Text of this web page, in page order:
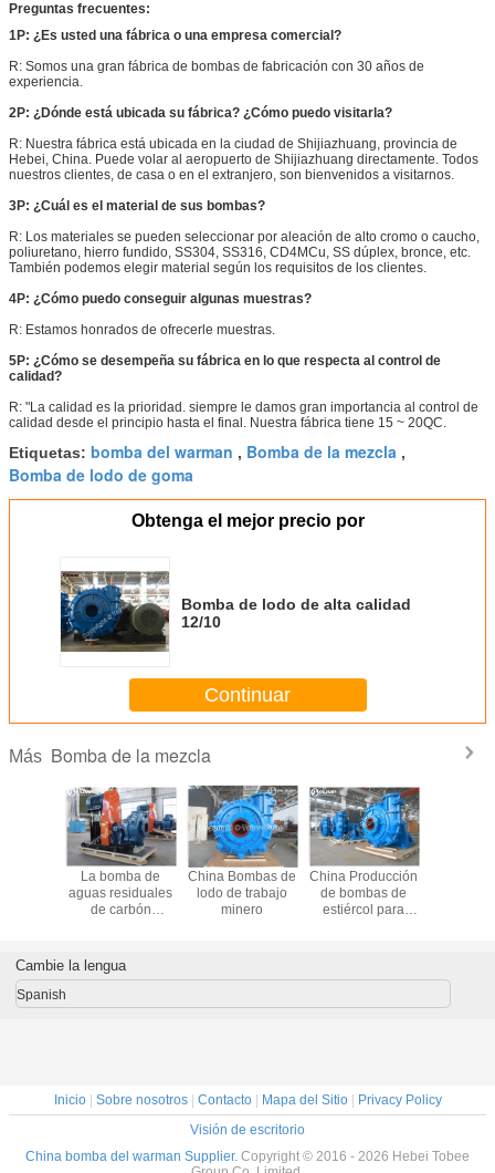
Preguntas frecuentes:
1P: ¿Es usted una fábrica o una empresa comercial?
R: Somos una gran fábrica de bombas de fabricación con 30 años de
experiencia.
2P: ¿Dónde está ubicada su fábrica? ¿Cómo puedo visitarla?
R: Nuestra fábrica está ubicada en la ciudad de Shijiazhuang, provincia de
Hebei, China. Puede volar al aeropuerto de Shijiazhuang directamente. Todos
nuestros clientes, de casa o en el extranjero, son bienvenidos a visitarnos.
3P: ¿Cuál es el material de sus bombas?
R: Los materiales se pueden seleccionar por aleación de alto cromo o caucho,
poliuretano, hierro fundido, SS304, SS316, CD4MCu, SS dúplex, bronce, etc.
También podemos elegir material según los requisitos de los clientes.
4P: ¿Cómo puedo conseguir algunas muestras?
R: Estamos honrados de ofrecerle muestras.
5P: ¿Cómo se desempeña su fábrica en lo que respecta al control de
calidad?
R: "La calidad es la prioridad. siempre le damos gran importancia al control de
calidad desde el principio hasta el final. Nuestra fábrica tiene 15 ~ 20QC.
Etiquetas: bomba del warman , Bomba de la mezcla ,
Bomba de lodo de goma
Obtenga el mejor precio por
Bomba de lodo de alta calidad
12/10
Continuar
Más Bomba de la mezcla
La bomba de
aguas residuales
de carbón
China Bombas de
lodo de trabajo
minero
China Producción
de bombas de
estiércol para
Cambie la lengua
Spanish
Inicio| Sobre nosotros| Contacto| Mapa del Sitio|
Privacy Policy
Visión de escritorio
China bomba del warman Supplier. Copyright © 2016 - 2026 Hebei Tobee